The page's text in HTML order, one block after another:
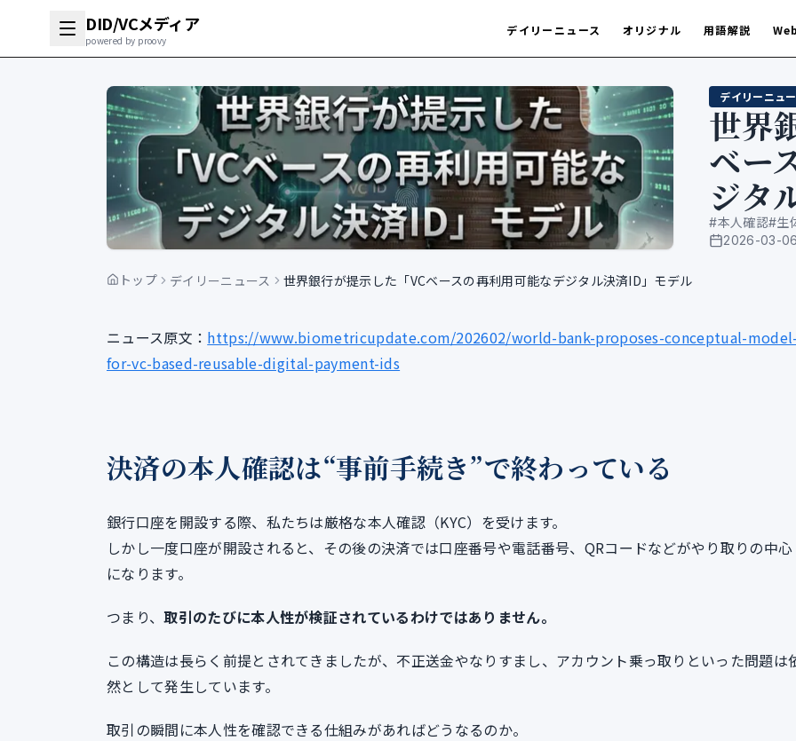
DID/VCメディア
powered by proovy
デイリーニュース オリジナル 用語解説
デイリーニュ
世界
ベー
ジタ
#本人確認#生
公開日
2026-03-
トップ デイリーニュース 世界銀行が提示した「VCベースの再利用可能なデジタル決済ID」モデル
ニュース原文： https://www.biometricupdate.com/202602/world-bank-proposes-conceptual-
for-vc-based-reusable-digital-payment-ids
決済の本人確認は“事前手続き”で終わっている
銀行口座を開設する際、私たちは厳格な本人確認（KYC）を受けます。
しかし一度口座が開設されると、その後の決済では口座番号や電話番号、QRコードなどがやり取りの中心
になります。
つまり、取引のたびに本人性が検証されているわけではありません。
この構造は長らく前提とされてきましたが、不正送金やなりすまし、アカウント乗っ取りといった問題は
然として発生しています。
取引の瞬間に本人性を確認できる仕組みがあればどうなるのか。